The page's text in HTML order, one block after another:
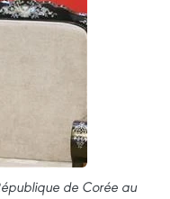
de Corée au